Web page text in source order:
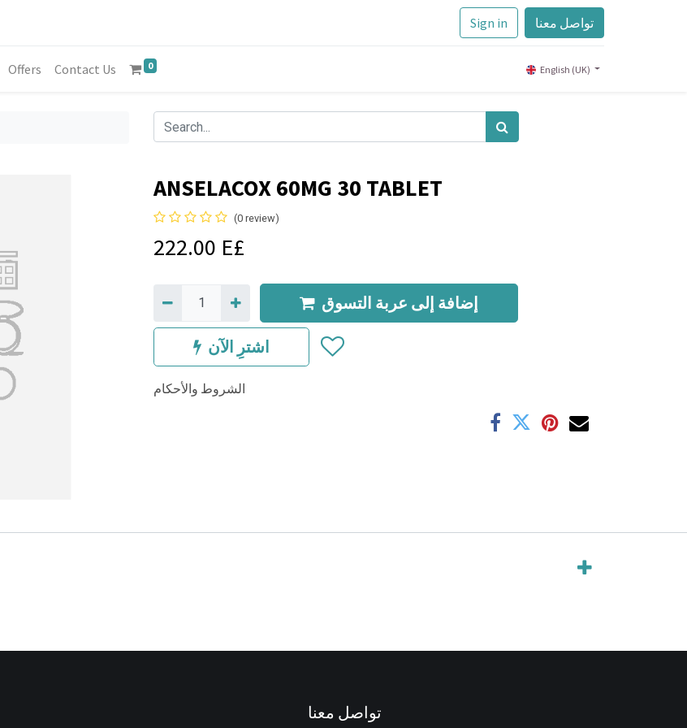
Sign in تواصل معنا
Offers Contact Us 0 English (UK)
ANSELACOX 60MG 30 TABLET
(0 review)
222.00 E£
إضافة إلى عربة التسوق
اشترِ الآن
الشروط والأحكام
تواصل معنا